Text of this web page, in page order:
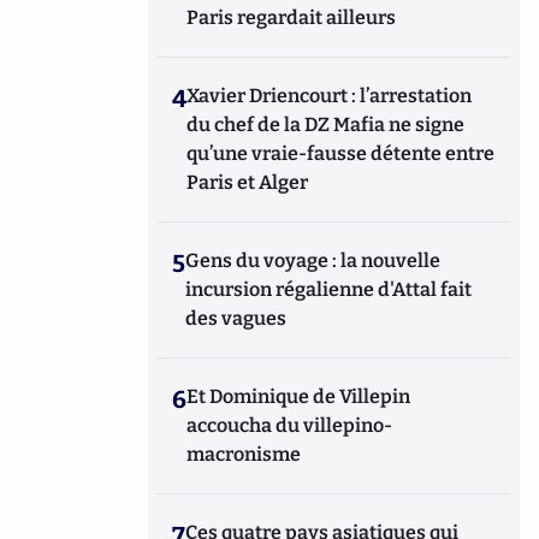
Paris regardait ailleurs
4Xavier Driencourt : l’arrestation
du chef de la DZ Mafia ne signe
qu’une vraie-fausse détente entre
Paris et Alger
5Gens du voyage : la nouvelle
incursion régalienne d'Attal fait
des vagues
6Et Dominique de Villepin
accoucha du villepino-
macronisme
Ces quatre pays asiatiques qui